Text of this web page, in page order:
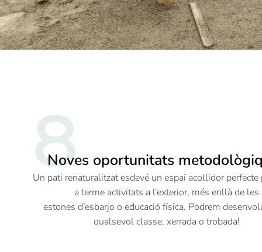
8
Noves oportunitats
Un pati renaturalitzat esdevé un espai acollidor
a terme activitats a l’exterior, més enllà de les
estones d’esbarjo o educació física. Podrem
qualsevol classe, xerrada o trobada!